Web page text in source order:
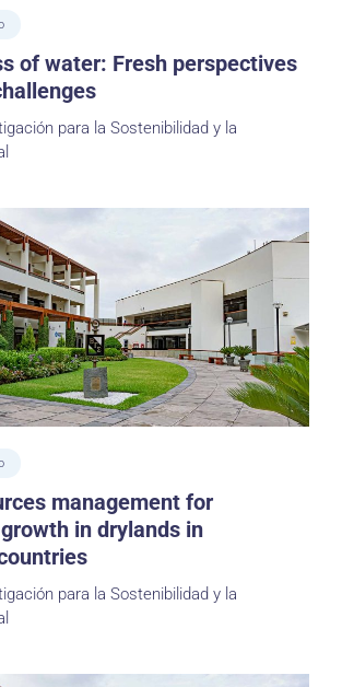
of water: Fresh perspectives
para la Sostenibilidad y la
management for
in drylands in
para la Sostenibilidad y la